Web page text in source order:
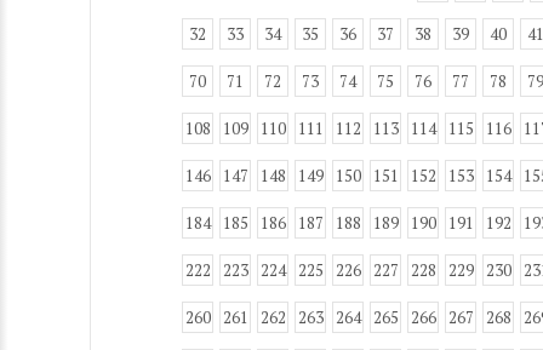
32 33 34 35 36 37 38 39 40 41
70 71 72 73 74 75 76 77 78 79
108 109 110 111 112 113 114 115 116
146 147 148 149 150 151 152 153 154
184 185 186 187 188 189 190 191 192
222 223 224 225 226 227 228 229 230
260 261 262 263 264 265 266 267 268